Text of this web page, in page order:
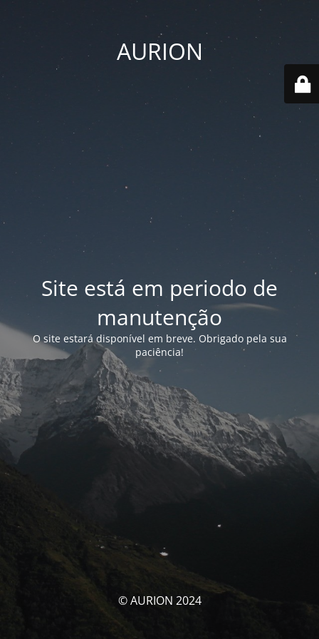
AURION
Site está em periodo de
manutenção
O site estará disponível em breve. Obrigado pela sua
paciência!
© AURION 2024